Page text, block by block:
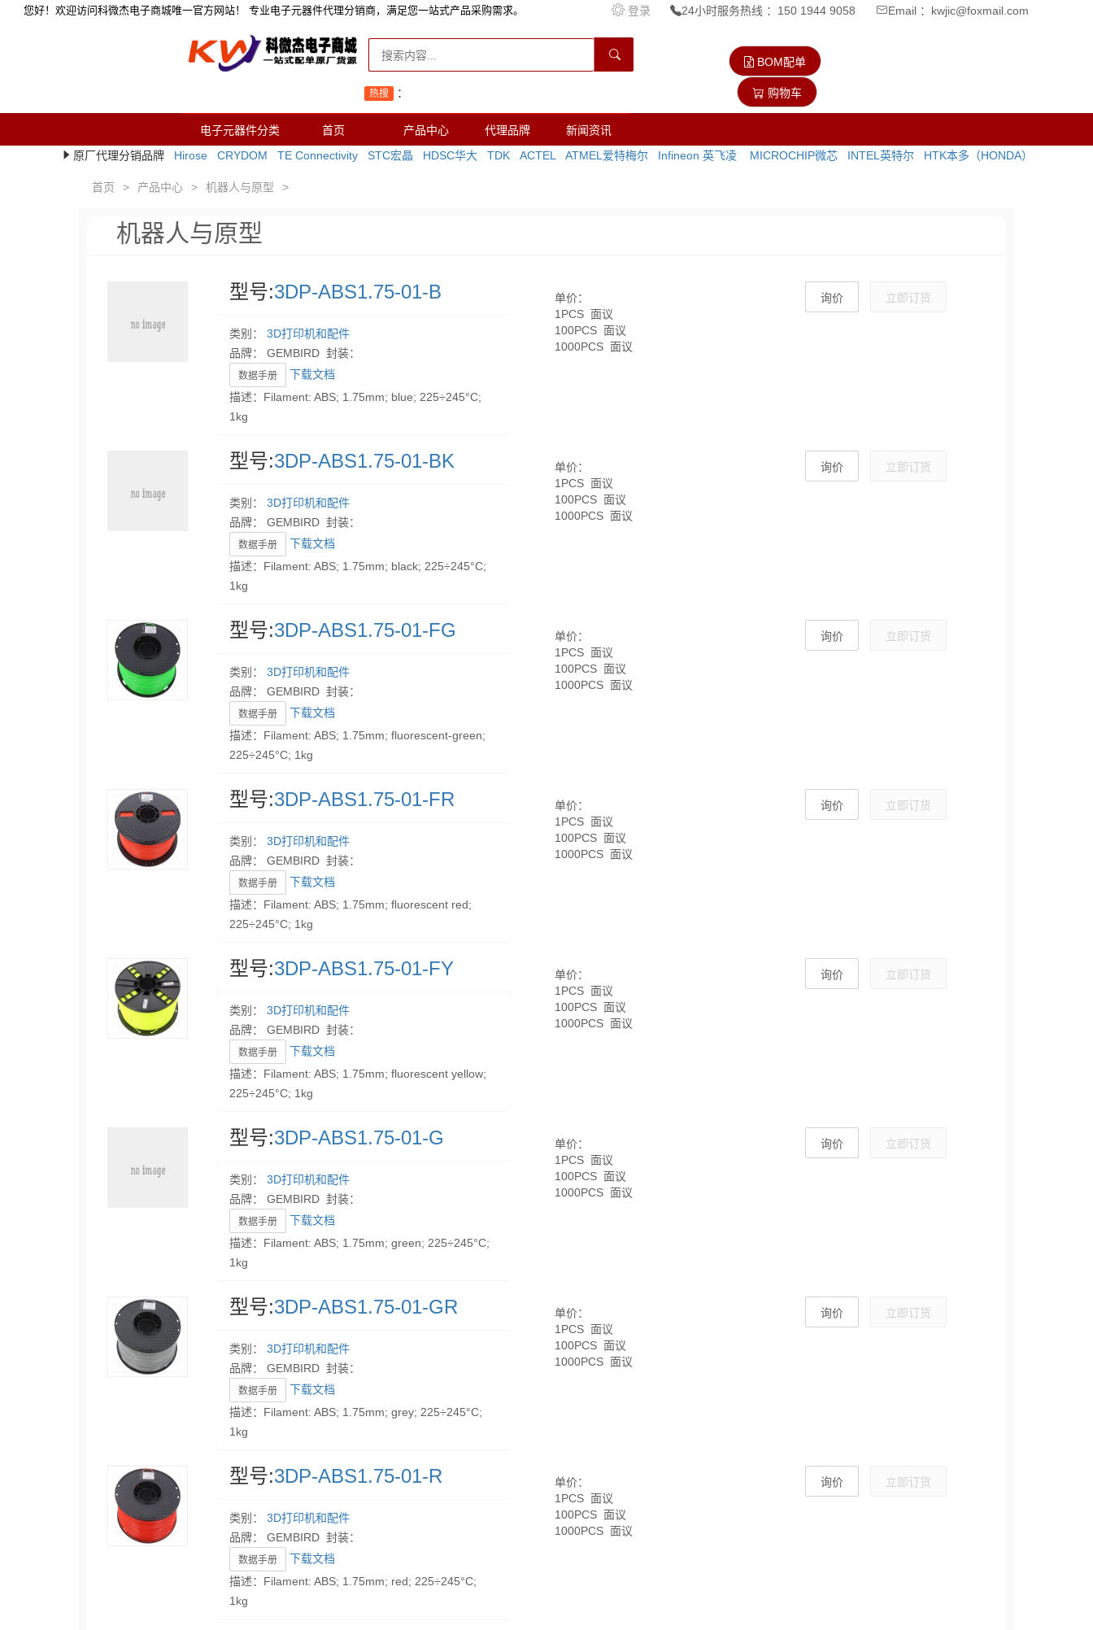
您好！欢迎访问科微杰电子商城唯一官方网站！ 专业电子元器件代理分销商，满足您一站式产品采购需求。 登录 24小时服务热线 ：150 1944 9058 Email ：kwjic@foxmail.com
热搜 ：
BOM配单
购物车
电子元器件分类 首页 产品中心 代理品牌 新闻资讯
首页 > 产品中心 > 机器人与原型 >
机器人与原型
型号:3DP-ABS1.75-01-B
类别： 3D打印机和配件
品牌： GEMBIRD 封装：
数据手册
下载文档
描述：Filament: ABS; 1.75mm; blue; 225÷245°C;
1kg
单价：
1PCS 面议
100PCS 面议
1000PCS 面议
询价 立即订货
型号:3DP-ABS1.75-01-BK
类别： 3D打印机和配件
品牌： GEMBIRD 封装：
数据手册
下载文档
描述：Filament: ABS; 1.75mm; black; 225÷245°C;
1kg
单价：
1PCS 面议
100PCS 面议
1000PCS 面议
询价 立即订货
型号:3DP-ABS1.75-01-FG
类别： 3D打印机和配件
品牌： GEMBIRD 封装：
数据手册
下载文档
描述：Filament: ABS; 1.75mm; fluorescent-green;
225÷245°C; 1kg
单价：
1PCS 面议
100PCS 面议
1000PCS 面议
询价 立即订货
型号:3DP-ABS1.75-01-FR
类别： 3D打印机和配件
品牌： GEMBIRD 封装：
数据手册
下载文档
描述：Filament: ABS; 1.75mm; fluorescent red;
225÷245°C; 1kg
单价：
1PCS 面议
100PCS 面议
1000PCS 面议
询价 立即订货
型号:3DP-ABS1.75-01-FY
类别： 3D打印机和配件
品牌： GEMBIRD 封装：
数据手册
下载文档
描述：Filament: ABS; 1.75mm; fluorescent yellow;
225÷245°C; 1kg
单价：
1PCS 面议
100PCS 面议
1000PCS 面议
询价 立即订货
型号:3DP-ABS1.75-01-G
类别： 3D打印机和配件
品牌： GEMBIRD 封装：
数据手册
下载文档
描述：Filament: ABS; 1.75mm; green; 225÷245°C;
1kg
单价：
1PCS 面议
100PCS 面议
1000PCS 面议
询价 立即订货
型号:3DP-ABS1.75-01-GR
类别： 3D打印机和配件
品牌： GEMBIRD 封装：
数据手册
下载文档
描述：Filament: ABS; 1.75mm; grey; 225÷245°C;
1kg
单价：
1PCS 面议
100PCS 面议
1000PCS 面议
询价 立即订货
型号:3DP-ABS1.75-01-R
类别： 3D打印机和配件
品牌： GEMBIRD 封装：
数据手册
下载文档
描述：Filament: ABS; 1.75mm; red; 225÷245°C;
1kg
单价：
1PCS 面议
100PCS 面议
1000PCS 面议
询价 立即订货